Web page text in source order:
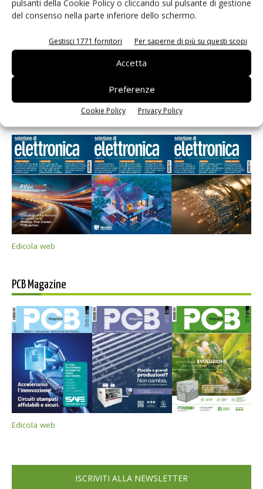
pulsanti della Cookie Policy o cliccando sul pulsante di gestione
del consenso nella parte inferiore dello schermo.
Gestisci 1771 fornitori Per saperne di più su questi scopi
Accetta
Preferenze
Cookie Policy Privacy Policy
prossimi commenti.
Selezione di elettronica
Edicola web
PCB Magazine
Edicola web
ISCRIVITI ALLA NEWSLETTER